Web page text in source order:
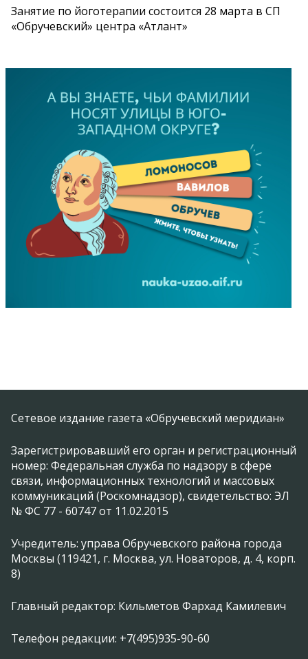
Занятие по йоготерапии состоится 28 марта в СП
«Обручевский» центра «Атлант»
Сетевое издание газета «Обручевский меридиан»
Зарегистрировавший его орган и регистрационный
номер: Федеральная служба по надзору в сфере
связи, информационных технологий и массовых
коммуникаций (Роскомнадзор), свидетельство: ЭЛ
№ ФС 77 - 60747 от 11.02.2015
Учредитель: управа Обручевского района города
Москвы (119421, г. Москва, ул. Новаторов, д. 4, корп.
8)
Главный редактор: Кильметов Фархад Камилевич
Телефон редакции: +7(495)935-90-60